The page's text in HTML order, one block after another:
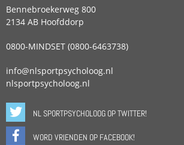
Bennebroekerweg 800
2134 AB Hoofddorp
0800-MINDSET (0800-6463738)
info@nlsportpsycholoog.nl
nlsportpsycholoog.nl
NL SPORTPSYCHOLOOG OP TWITTER!
WORD VRIENDEN OP FACEBOOK!